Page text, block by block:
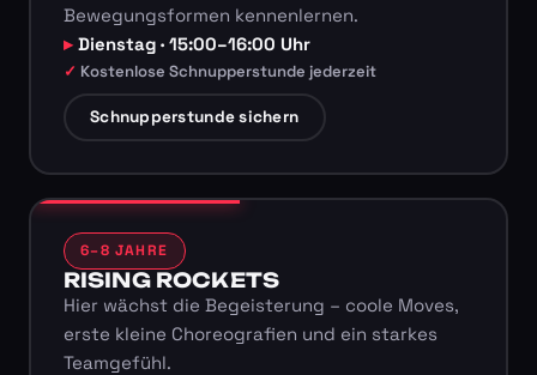
Bewegungsformen kennenlernen.
Dienstag · 15:00–16:00 Uhr
Kostenlose Schnupperstunde jederzeit
Schnupperstunde sichern
6–8 JAHRE
RISING ROCKETS
Hier wächst die Begeisterung – coole Moves,
erste kleine Choreografien und ein starkes
Teamgefühl.